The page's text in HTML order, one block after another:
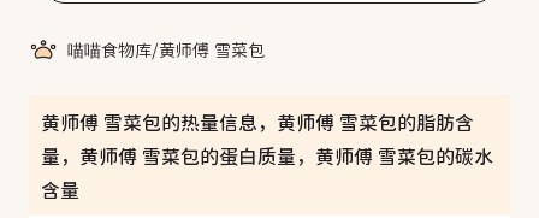
喵喵食物库/黄师傅 雪菜包
黄师傅 雪菜包的热量信息，黄师傅 雪菜包的脂肪含
量，黄师傅 雪菜包的蛋白质量，黄师傅 雪菜包的碳水
含量